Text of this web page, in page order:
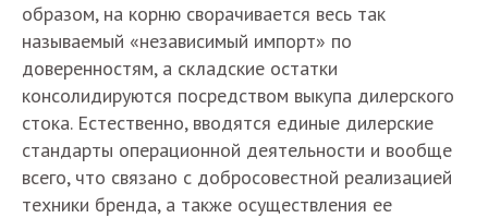
образом, на корню сворачивается весь так
называемый «независимый импорт» по
доверенностям, а складские остатки
консолидируются посредством выкупа дилерского
стока. Естественно, вводятся единые дилерские
стандарты операционной деятельности и вообще
всего, что связано с добросовестной реализацией
техники бренда, а также осуществления ее